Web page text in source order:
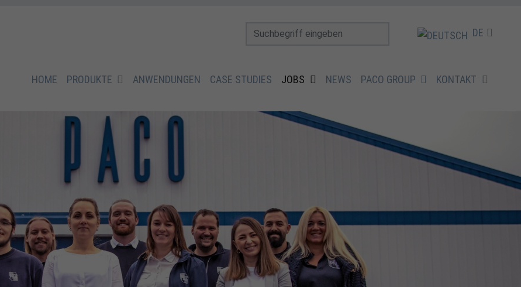
DE
HOME PRODUKTE ANWENDUNGEN CASE STUDIES JOBS NEWS PACO GROUP KONTAKT